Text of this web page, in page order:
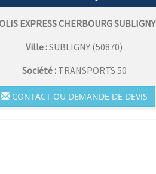
EXPRESS CHERBOURG SUBLIGNY
Ville :SUBLIGNY (50870)
Société : TRANSPORTS 50
CONTACT OU DEMANDE DE DEVIS